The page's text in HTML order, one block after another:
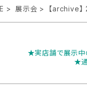
展示会 【archive
★実店舗で展示中
★通